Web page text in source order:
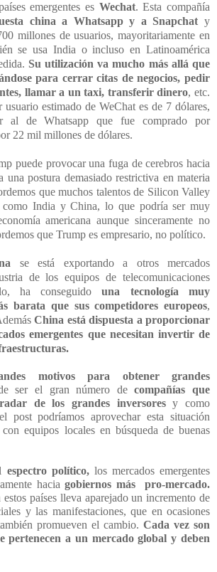
emergentes es Wechat. Esta compañía
china a Whatsapp y a Snapchat y
millones de usuarios, mayoritariamente en
se usa India o incluso en Latinoamérica
Su utilización va mucho más allá que
para cerrar citas de negocios, pedir
llamar a un taxi, transferir dinero, etc.
estimado de WeChat es de 7 dólares,
al de Whatsapp que fue comprado por
22 mil millones de dólares.
puede provocar una fuga de cerebros hacia
una postura demasiado restrictiva en materia
que muchos talentos de Silicon Valley
como India y China, lo que podría ser muy
americana aunque sinceramente no
que Trump es empresario, no político.
se está exportando a otros mercados
de los equipos de telecomunicaciones
ha conseguidouna tecnología muy
barata que sus competidores europeos,
China está dispuesta a proporcionar
emergentes que necesitan invertir de
motivos para obtener grandes
ser el gran número decompañías que
de los grandes inversoresy como
post podríamos aprovechar esta situación
equipos locales en búsqueda de buenas
espectro político, los mercados emergentes
haciagobiernos más pro-mercado.
países lleva aparejado un incremento de
y las manifestaciones, que en ocasiones
promueven el cambio. Cada vez son
pertenecen a un mercado global y deben